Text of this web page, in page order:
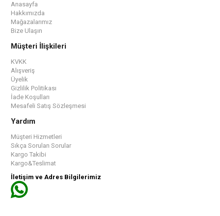
Anasayfa
Hakkımızda
Mağazalarımız
Bize Ulaşın
Müşteri İlişkileri
KVKK
Alışveriş
Üyelik
Gizlilik Politikası
İade Koşulları
Mesafeli Satış Sözleşmesi
Yardım
Müşteri Hizmetleri
Sıkça Sorulan Sorular
Kargo Takibi
Kargo&Teslimat
İletişim ve Adres Bilgilerimiz